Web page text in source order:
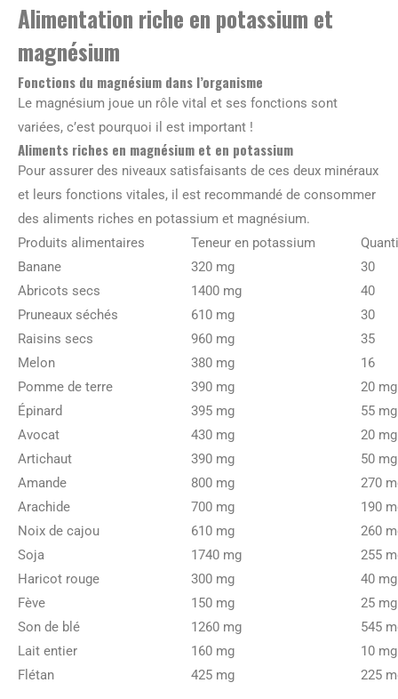
Alimentation riche en potassium et
magnésium
Fonctions du magnésium dans l’organisme
Le magnésium joue un rôle vital et ses fonctions sont
variées, c’est pourquoi il est important !
Aliments riches en magnésium et en potassium
Pour assurer des niveaux satisfaisants de ces deux minéraux
et leurs fonctions vitales, il est recommandé de consommer
des aliments riches en potassium et magnésium.
Produits alimentaires
Teneur en potassium
Banane
320 mg
30
Abricots secs
1400 mg
40
Pruneaux séchés
610 mg
30
Raisins secs
960 mg
35
Melon
380 mg
16
Pomme de terre
390 mg
20 mg
Épinard
395 mg
55 mg
Avocat
430 mg
20 mg
Artichaut
390 mg
50 mg
Amande
800 mg
270
Arachide
700 mg
190
Noix de cajou
610 mg
260
Soja
1740 mg
255
Haricot rouge
300 mg
40 mg
Fève
150 mg
25 mg
Son de blé
1260 mg
545
Lait entier
160 mg
10 mg
Flétan
425 mg 225